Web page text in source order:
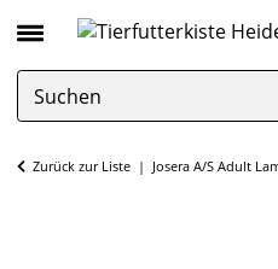
Zurück zur Liste Josera A/S Adult